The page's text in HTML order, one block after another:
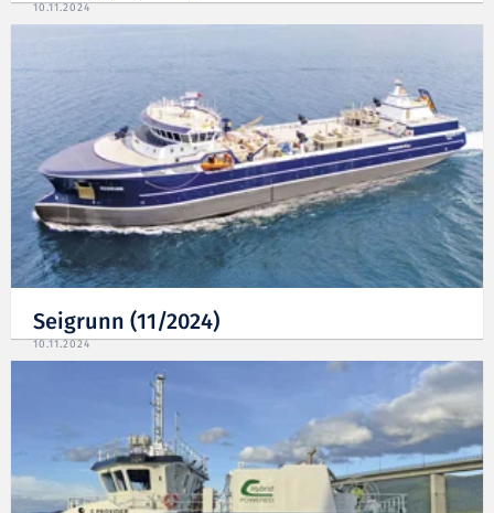
10.11.2024
Seigrunn (11/2024)
10.11.2024